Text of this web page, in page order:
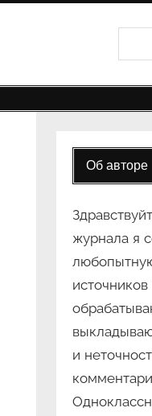
Об авторе
журнала я
и